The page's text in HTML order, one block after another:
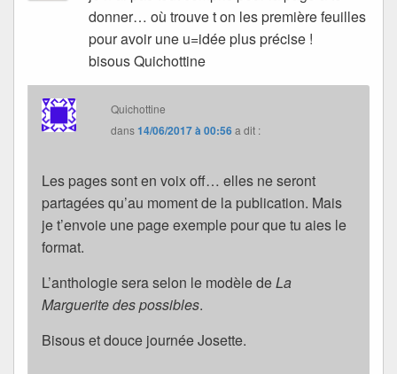
donner… où trouve t on les première feuilles
pour avoir une u=idée plus précise !
bisous Quichottine
Quichottine
dans14/06/2017 à 00:56a dit :
Les pages sont en voix off… elles ne seront
partagées qu’au moment de la publication. Mais
je t’envoie une page exemple pour que tu aies le
format.
L’anthologie sera selon le modèle deLa
Marguerite des possibles.
Bisous et douce journée Josette.